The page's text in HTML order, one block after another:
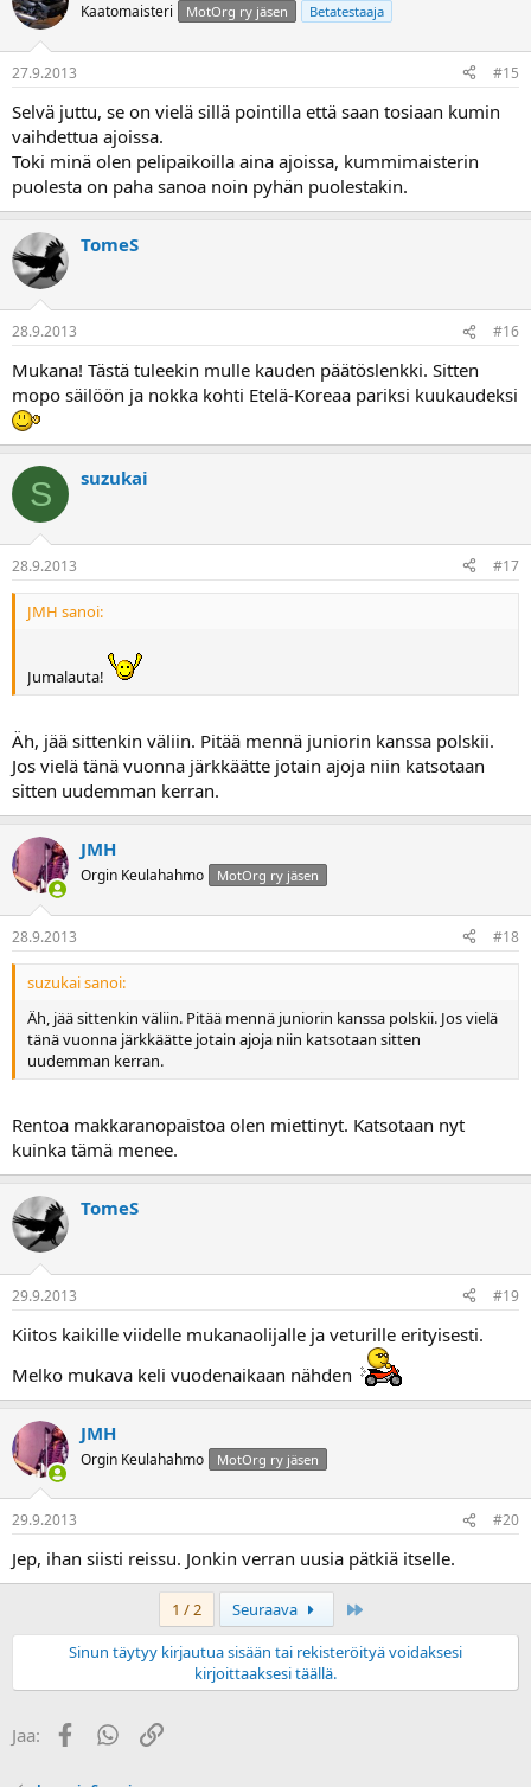
Kaatomaisteri MotOrg ry jäsen Betatestaaja
27.9.2013 #15
Selvä juttu, se on vielä sillä pointilla että saan tosiaan kumin
vaihdettua ajoissa.
Toki minä olen pelipaikoilla aina ajoissa, kummimaisterin
puolesta on paha sanoa noin pyhän puolestakin.
TomeS
28.9.2013 #16
Mukana! Tästä tuleekin mulle kauden päätöslenkki. Sitten
mopo säilöön ja nokka kohti Etelä-Koreaa pariksi kuukaudeksi
S suzukai
28.9.2013 #17
JMH sanoi:
Jumalauta!
Äh, jää sittenkin väliin. Pitää mennä juniorin kanssa polskii.
Jos vielä tänä vuonna järkkäätte jotain ajoja niin katsotaan
sitten uudemman kerran.
JMH
Orgin Keulahahmo MotOrg ry jäsen
28.9.2013 #18
suzukai sanoi:
Äh, jää sittenkin väliin. Pitää mennä juniorin kanssa polskii. Jos vielä
tänä vuonna järkkäätte jotain ajoja niin katsotaan sitten
uudemman kerran.
Rentoa makkaranopaistoa olen miettinyt. Katsotaan nyt
kuinka tämä menee.
TomeS
29.9.2013 #19
Kiitos kaikille viidelle mukanaolijalle ja veturille erityisesti.
Melko mukava keli vuodenaikaan nähden
JMH
Orgin Keulahahmo MotOrg ry jäsen
29.9.2013 #20
Jep, ihan siisti reissu. Jonkin verran uusia pätkiä itselle.
1 / 2 Seuraava
Sinun täytyy kirjautua sisään tai rekisteröityä voidaksesi
kirjoittaaksesi täällä.
Jaa: FacebookWhatsApp
Linkki